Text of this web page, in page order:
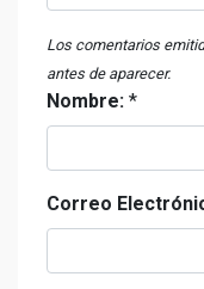
Los comentarios
antes de aparecer.
Nombre: *
Correo